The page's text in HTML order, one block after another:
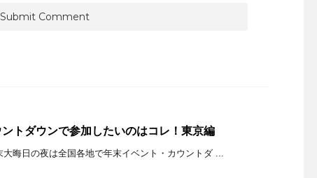
トダウンで参加したいのはコレ！東京編
晦日の夜は全国各地で年末イベント・カウントダ ...